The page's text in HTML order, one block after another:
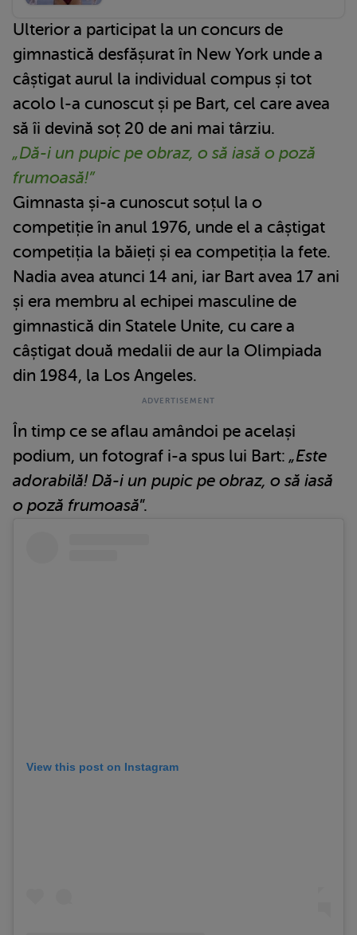
Ulterior a participat la un concurs de
gimnastică desfășurat în New York unde a
câștigat aurul la individual compus și tot
acolo l-a cunoscut și pe Bart, cel care avea
să îi devină soț 20 de ani mai târziu.
„Dă-i un pupic pe obraz, o să iasă o poză
frumoasă!”
Gimnasta și-a cunoscut soțul la o
competiție în anul 1976, unde el a câștigat
competiția la băieți și ea competiția la fete.
Nadia avea atunci 14 ani, iar Bart avea 17 ani
și era membru al echipei masculine de
gimnastică din Statele Unite, cu care a
câștigat două medalii de aur la Olimpiada
din 1984, la Los Angeles.
În timp ce se aflau amândoi pe același
podium, un fotograf i-a spus lui Bart: „Este
adorabilă! Dă-i un pupic pe obraz, o să iasă
o poză frumoasă”.
View this post on Instagram